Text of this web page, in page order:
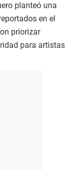
planteó una
en el
priorizar
para artistas